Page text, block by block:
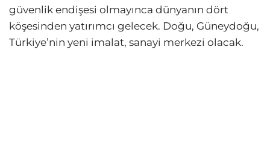
güvenlik endişesi olmayınca dünyanın dört
köşesinden yatırımcı gelecek. Doğu, Güneydoğu,
Türkiye’nin yeni imalat, sanayi merkezi olacak.